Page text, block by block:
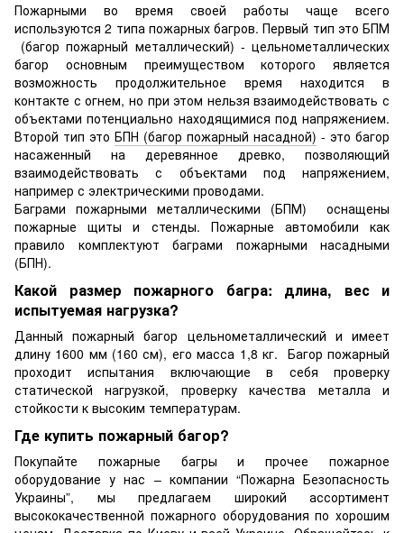
Пожарными во время своей работы чаще всего
используются 2 типа пожарных багров. Первый тип это БПМ
(багор пожарный металлический) - цельнометаллических
багор основным преимуществом которого является
возможность продолжительное время находится в
контакте с огнем, но при этом нельзя взаимодействовать с
объектами потенциально находящимися под напряжением.
Второй тип это БПН (багор пожарный насадной) - это багор
насаженный на деревянное древко, позволяющий
взаимодействовать с объектами под напряжением,
например с электрическими проводами.
Баграми пожарными металлическими (БПМ) оснащены
пожарные щиты и стенды. Пожарные автомобили как
правило комплектуют баграми пожарными насадными
(БПН).
Какой размер пожарного багра: длина, вес и
испытуемая нагрузка?
Данный пожарный багор цельнометаллический и имеет
длину 1600 мм (160 см), его масса 1,8 кг. Багор пожарный
проходит испытания включающие в себя проверку
статической нагрузкой, проверку качества металла и
стойкости к высоким температурам.
Где купить пожарный багор?
Покупайте пожарные багры и прочее пожарное
оборудование у нас – компании “Пожарна Безопасность
Украины”, мы предлагаем широкий ассортимент
высококачественной пожарного оборудования по хорошим